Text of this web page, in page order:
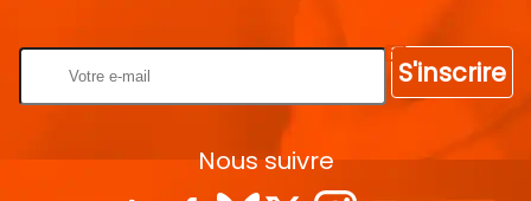
S'inscrire
Nous suivre